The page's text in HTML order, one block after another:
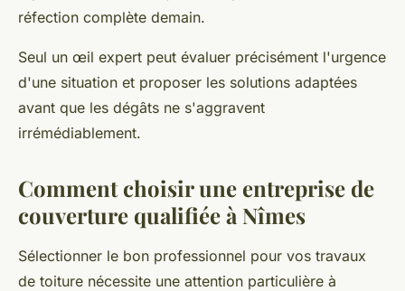
réfection complète demain.
Seul un œil expert peut évaluer précisément l'urgence
d'une situation et proposer les solutions adaptées
avant que les dégâts ne s'aggravent
irrémédiablement.
Comment choisir une entreprise de
couverture qualifiée à Nîmes
Sélectionner le bon professionnel pour vos travaux
de toiture nécessite une attention particulière à